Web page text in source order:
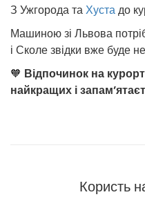
З Ужгорода таХустадо
Машиною зі Львова
і Сколе звідки вже буде
🧡 Відпочинок на
найкращих і
Користь